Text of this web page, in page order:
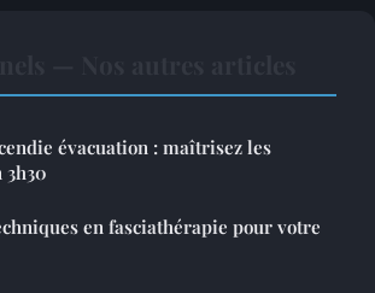
évacuation : maîtrisez les
3h30
en fasciathérapie pour votre